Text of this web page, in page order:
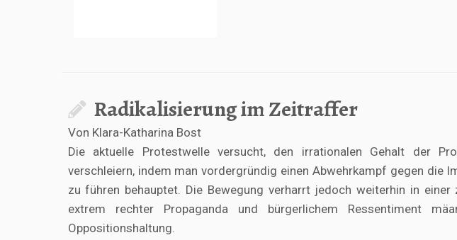
Radikalisierung im Zeitraffer
Von Klara-Katharina Bost
Die aktuelle Protestwelle versucht, den irrationalen Gehalt der
verschleiern, indem man vordergründig einen Abwehrkampf gegen die
zu führen behauptet. Die Bewegung verharrt jedoch weiterhin in einer
extrem rechter Propaganda und bürgerlichem Ressentiment
Oppositionshaltung.